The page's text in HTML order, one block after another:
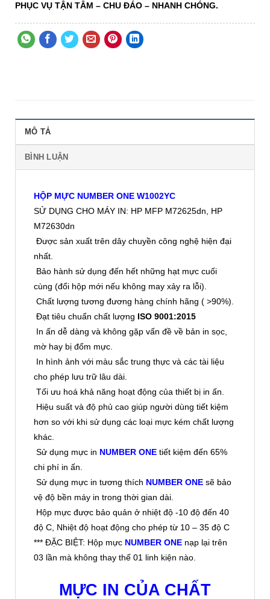
PHỤC VỤ TẬN TÂM – CHU ĐÁO – NHANH CHÓNG.
MÔ TẢ
BÌNH LUẬN
HỘP MỰC NUMBER ONE W1002YC
SỬ DỤNG CHO MÁY IN: HP MFP M72625dn, HP
M72630dn
Được sản xuất trên dây chuyền công nghệ hiện đại
nhất.
Bảo hành sử dụng đến hết những hạt mực cuối
cùng (đổi hộp mới nếu không may xảy ra lỗi).
Chất lượng tương đương hàng chính hãng ( >90%).
Đạt tiêu chuẩn chất lượng ISO 9001:2015
In ấn dễ dàng và không gặp vấn đề về bản in sọc,
mờ hay bị đốm mực.
In hình ảnh với màu sắc trung thực và các tài liệu
cho phép lưu trữ lâu dài.
Tối ưu hoá khả năng hoạt động của thiết bị in ấn.
Hiệu suất và độ phủ cao giúp người dùng tiết kiệm
hơn so với khi sử dụng các loại mực kém chất lượng
khác.
Sử dụng mực in NUMBER ONE tiết kiệm đến 65%
chi phí in ấn.
Sử dụng mực in tương thích NUMBER ONE sẽ bảo
vệ độ bền máy in trong thời gian dài.
Hộp mực được bảo quản ở nhiệt độ -10 độ đến 40
độ C, Nhiệt độ hoạt động cho phép từ 10 – 35 độ C
*** ĐẶC BIỆT: Hộp mực NUMBER ONE nạp lại trên
03 lần mà không thay thế 01 linh kiện nào.
MỰC IN CỦA CHẤT